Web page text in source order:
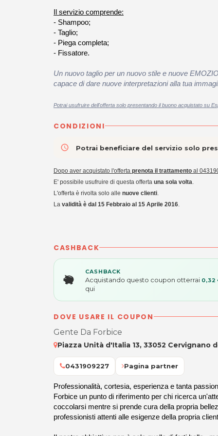
Il servizio comprende:
- Shampoo;
- Taglio;
- Piega completa;
- Fissatore.
Un nuovo taglio per un nuovo stile e nuove
capace di dare nuove interpretazioni alla tua
Potrai usufruire dell'offerta solo presentando il buono acquistato su
CONDIZIONI
access_time Potrai beneficiare del servizio solo
Dopo aver acquistato l'offerta prenota il trattamento al
E' possibile usufruire di questa offerta una sola volta
L'offerta è rivolta solo alle nuove clienti
La validità è dal 15 Febbraio al 15 Aprile 2016
CASHBACK
CASHBACK
Acquistando questo coupon otterrai 0,32
qui
DOVE USARE IL COUPON
Gente Da Forbice
Piazza Unità d'Italia 13, 33052 Cervignano
0431909227 Pagina partner
Professionalità, cortesia, esperienza e tanta
Forbice un punto di riferimento per chi ricerca
coccolarsi mentre si prende cura della propria
professionisti attenti alle esigenze della propria